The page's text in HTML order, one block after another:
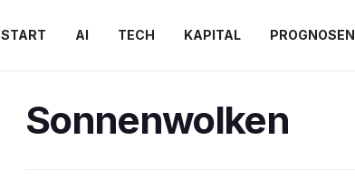
START AI TECH KAPITAL PROGNOSEN
Sonnenwolken